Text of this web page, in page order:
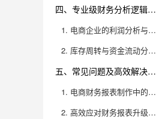
四、专业级财务分析逻辑实操案例
1. 电商企业的利润分析与成本控制
2. 库存周转与资金流动分析实操
五、常见问题及高效解决方案
1. 电商财务报表制作中的典型问题
2. 高效应对财务报表升级与迭代需求